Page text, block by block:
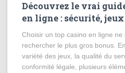
Découvrez le vrai
en ligne : sécurité,
Choisir un top casino en ligne ne
rechercher le plus gros bonus.
variété des jeux, la qualité du
conformité légale, plusieurs